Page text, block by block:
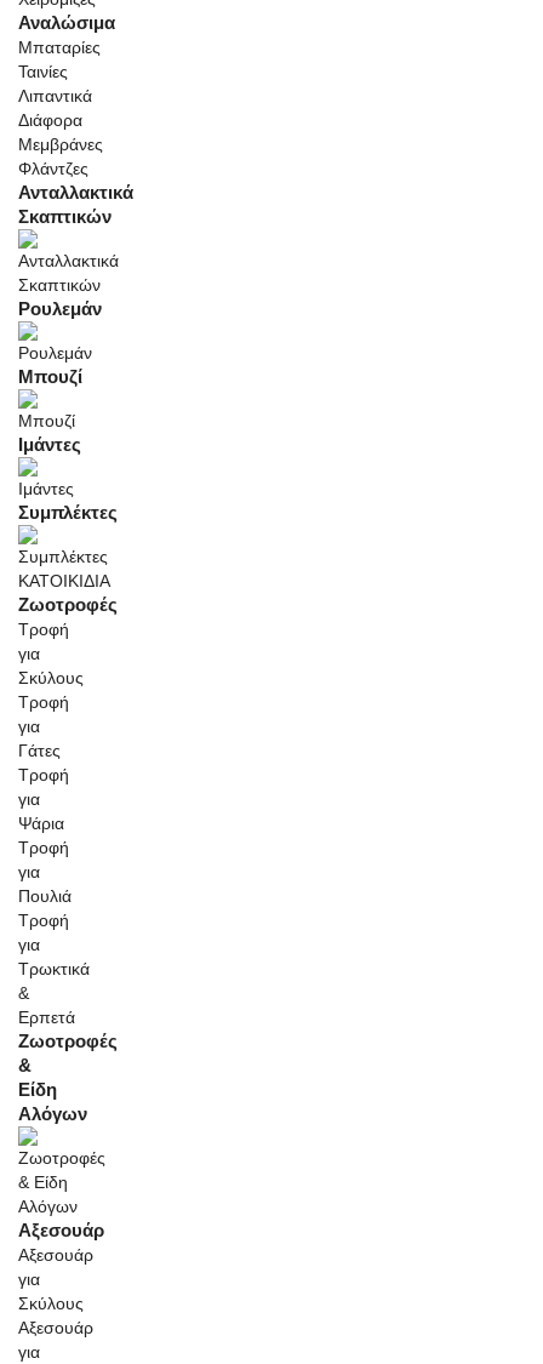
Αναλώσιμα
Μπαταρίες
Ταινίες
Λιπαντικά
Διάφορα
Μεμβράνες
Φλάντζες
Ανταλλακτικά
Σκαπτικών
Ρουλεμάν
Μπουζί
Ιμάντες
Συμπλέκτες
ΚΑΤΟΙΚΙΔΙΑ
Ζωοτροφές
Τροφή
για
Σκύλους
Τροφή
για
Γάτες
Τροφή
για
Ψάρια
Τροφή
για
Πουλιά
Τροφή
για
Τρωκτικά
&
Ερπετά
Ζωοτροφές
&
Είδη
Αλόγων
Αξεσουάρ
Αξεσουάρ
για
Σκύλους
Αξεσουάρ
για